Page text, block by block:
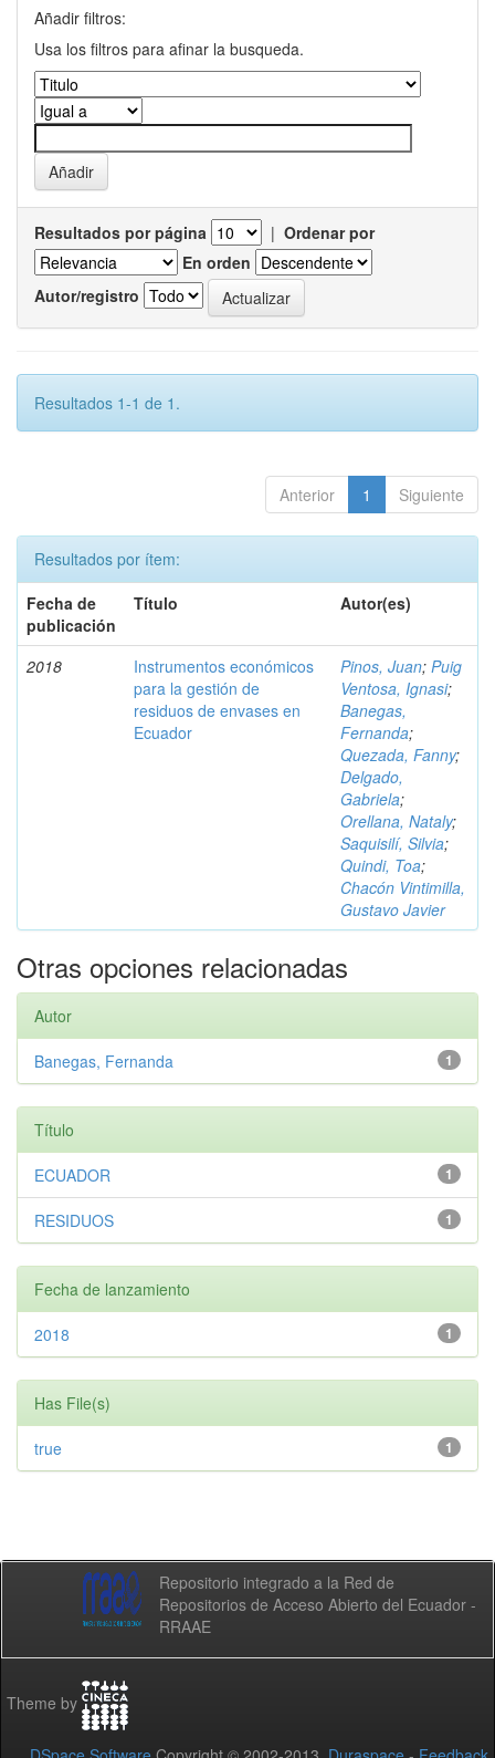
Añadir filtros:
Usa los filtros para afinar la busqueda.
Resultados por página | Ordenar por
En orden
Autor/registro
Resultados 1-1 de 1.
Anterior 1 Siguiente
Resultados por ítem:
Fecha de
publicación
Título Autor(es)
2018
Instrumentos económicos
para la gestión de
residuos de envases en
Ecuador
Pinos, Juan; Puig
Ventosa, Ignasi;
Banegas,
Fernanda;
Quezada, Fanny;
Delgado,
Gabriela;
Orellana, Nataly;
Saquisilí, Silvia;
Quindi, Toa;
Chacón Vintimilla,
Gustavo Javier
Otras opciones relacionadas
Autor
1
Banegas, Fernanda
Título
1
ECUADOR
1
RESIDUOS
Fecha de lanzamiento
1
2018
Has File(s)
1
true
Repositorio integrado a la Red de
Repositorios de Acceso Abierto del Ecuador -
RRAAE
Theme by